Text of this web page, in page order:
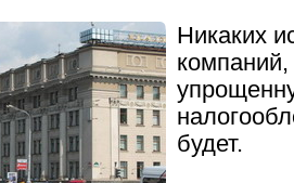
Никаких
будет.